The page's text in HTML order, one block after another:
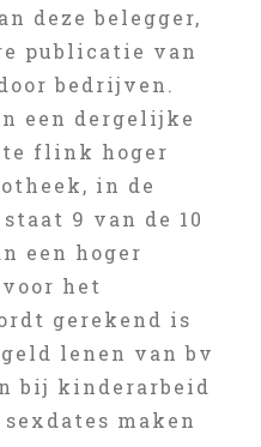
deze belegger,
publicatie van
bedrijven.
een dergelijke
flink hoger
in de
9 van de 10
een hoger
het
gerekend is
lenen van bv
bij kinderarbeid
maken